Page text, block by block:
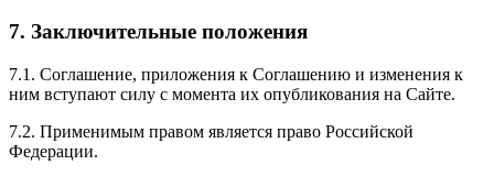
7. Заключительные положения
7.1. Соглашение, приложения к Соглашению и изменения к
ним вступают силу с момента их опубликования на Сайте.
7.2. Применимым правом является право Российской
Федерации.